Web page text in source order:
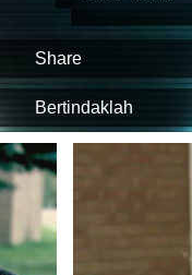
Share
Bertindaklah